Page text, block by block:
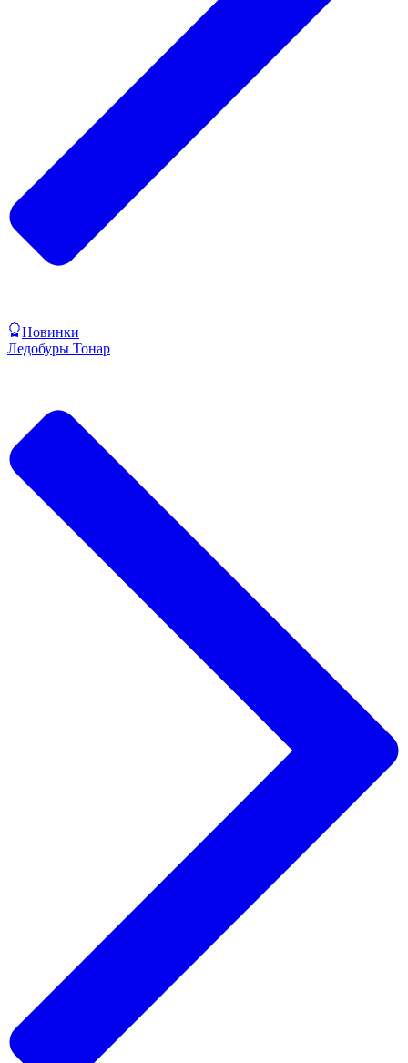
Новинки
Ледобуры Тонар